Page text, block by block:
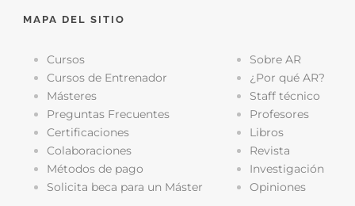
MAPA DEL SITIO
Cursos
Cursos de Entrenador
Másteres
Preguntas Frecuentes
Certificaciones
Colaboraciones
Métodos de pago
Solicita beca para un Máster
Sobre AR
¿Por qué AR?
Staff técnico
Profesores
Libros
Revista
Investigación
Opiniones